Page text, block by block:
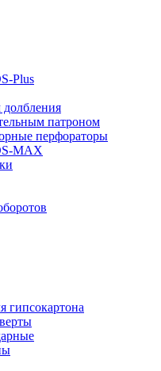
Plus
патроном
перфораторы
MAX
гипсокартона